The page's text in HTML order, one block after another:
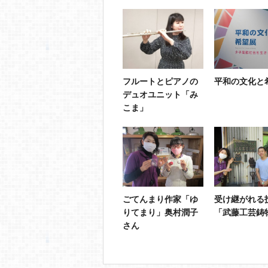
フルートとピアノの
デュオユニット「み
こま」
平和の文化と
ごてんまり作家「ゆ
りてまり」奥村潤子
さん
受け継がれる
「武藤工芸鋳